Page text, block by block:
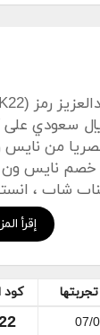
إقرأ
صالح على كافة الطلبات هدا الكوبون يوفر لكم خصم يصل الى
في موقع نايس ون عروض . كود خصم نايس ون 30%
خصم نايس ون
شاب ،
العربية
طلبك .
كود
07/